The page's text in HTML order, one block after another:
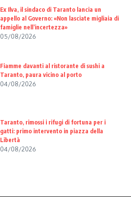
Ex Ilva, il sindaco di Taranto lancia un
appello al Governo: «Non lasciate migliaia di
famiglie nell’incertezza»
05/08/2026
Fiamme davanti al ristorante di sushi a
Taranto, paura vicino al porto
04/08/2026
Taranto, rimossi i rifugi di fortuna per i
gatti: primo intervento in piazza della
Libertà
04/08/2026